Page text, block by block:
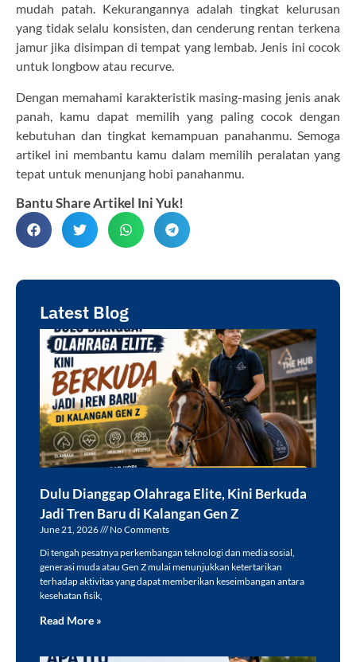
mudah patah. Kekurangannya adalah tingkat kelurusan
yang tidak selalu konsisten, dan cenderung rentan terkena
jamur jika disimpan di tempat yang lembab. Jenis ini cocok
untuk longbow atau recurve.
Dengan memahami karakteristik masing-masing jenis anak
panah, kamu dapat memilih yang paling cocok dengan
kebutuhan dan tingkat kemampuan panahanmu. Semoga
artikel ini membantu kamu dalam memilih peralatan yang
tepat untuk menunjang hobi panahanmu.
Bantu Share Artikel Ini Yuk!
Latest Blog
Dulu Dianggap Olahraga Elite, Kini Berkuda
Jadi Tren Baru di Kalangan Gen Z
June 21, 2026
No Comments
Di tengah pesatnya perkembangan teknologi dan media sosial,
generasi muda atau Gen Z mulai menunjukkan ketertarikan
terhadap aktivitas yang dapat memberikan keseimbangan antara
kesehatan fisik,
Read More »